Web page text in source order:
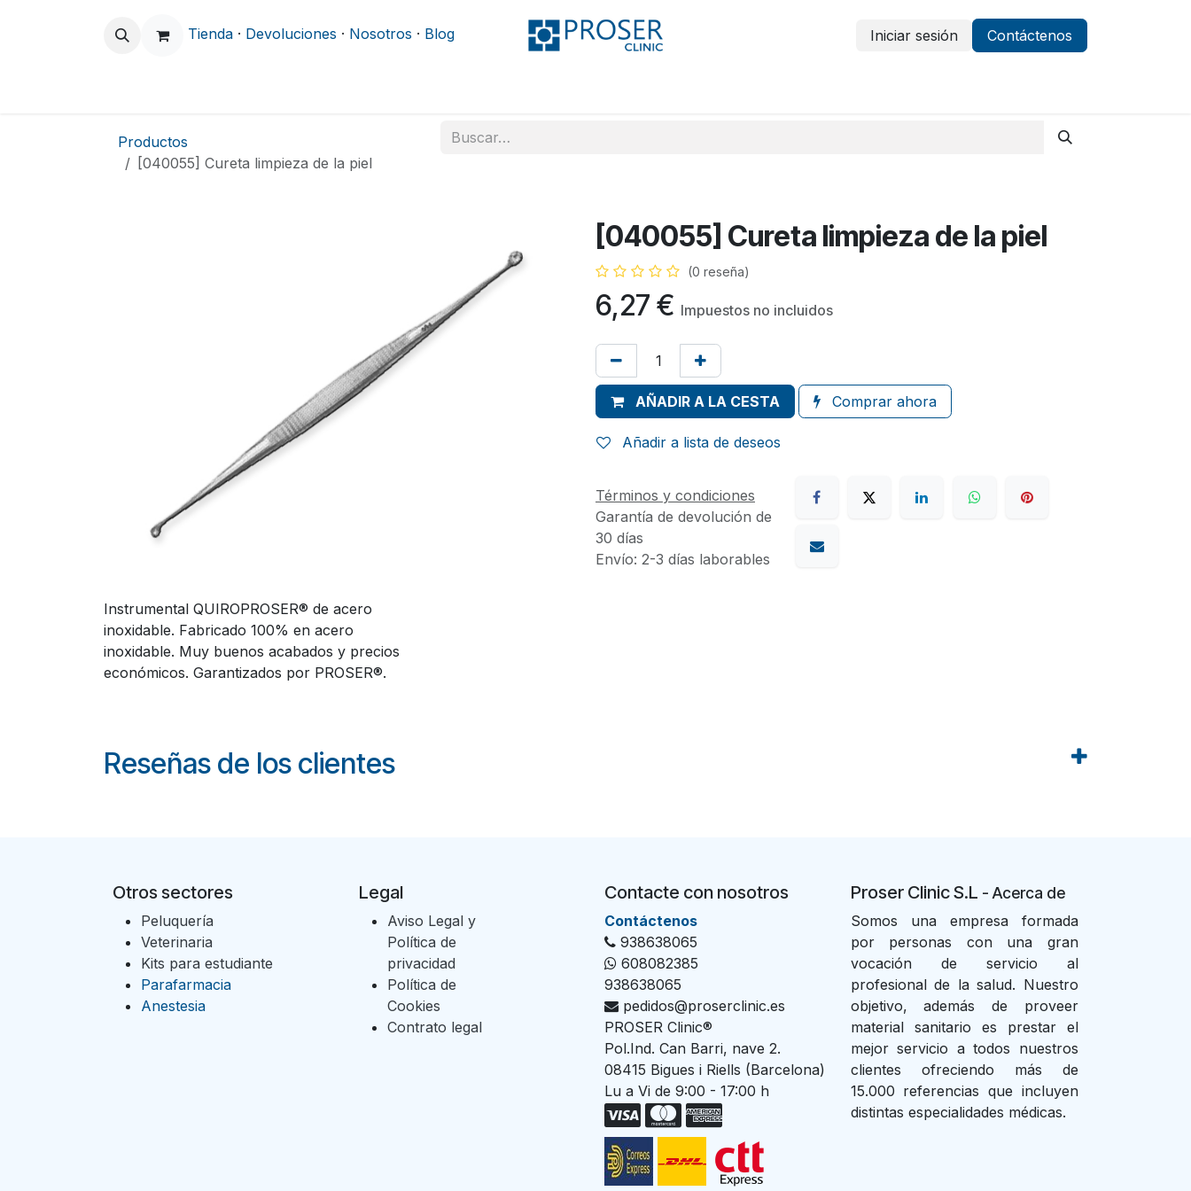
Tienda · Devoluciones · Nosotros · Blog Iniciar sesión Contáctenos
Productos
[040055] Cureta limpieza de la piel
[040055] Cureta limpieza de la piel
(0 reseña)
6,27 € Impuestos no incluidos
AÑADIR A LA CESTA Comprar ahora
Añadir a lista de deseos
Términos y condiciones
Garantía de devolución de
30 días
Envío: 2-3 días laborables
Instrumental QUIROPROSER® de acero
inoxidable. Fabricado 100% en acero
inoxidable. Muy buenos acabados y precios
económicos. Garantizados por PROSER®.
Reseñas de los clientes
Otros sectores
Peluquería
Veterinaria
Kits para estudiante
Parafarmacia
Anestesia
Proser Clinic S.L - Acerca de
Somos una empresa formada
por personas con una gran
vocación de servicio al
profesional de la salud. Nuestro
objetivo, además de proveer
material sanitario es prestar el
mejor servicio a todos nuestros
clientes ofreciendo más de
15.000 referencias que incluyen
distintas especialidades médicas.
Contacte con nosotros
Con​tác​tenos
938638065
608082385
938638065
pedidos@proserclinic.es
PROSER Clinic®
Pol.Ind. Can Barri, nave 2.
08415 Bigues i Riells (Barcelona)
Lu a Vi de 9:00 - 17:00 h
Legal
Aviso Legal y
Política de
privacidad
Política de
Cookies
Contrato legal